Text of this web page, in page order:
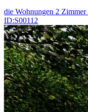
die Wohnungen 2 Zimmer
ID:S00112